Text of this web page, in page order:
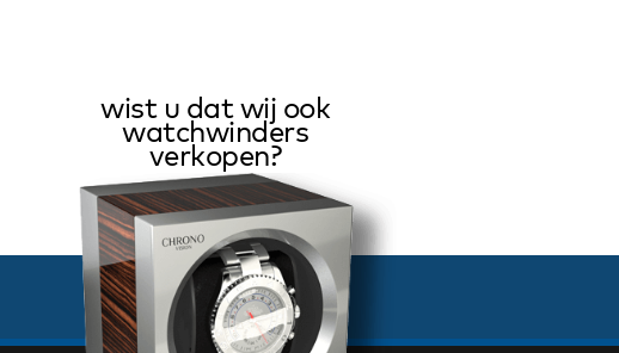
wist u dat wij ook
watchwinders
verkopen?